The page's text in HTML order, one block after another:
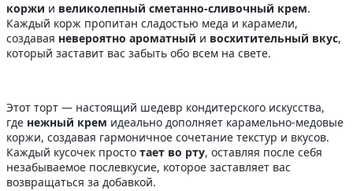
коржи и великолепный сметанно-сливочный крем.
Каждый корж пропитан сладостью меда и карамели,
создавая невероятно ароматный и восхитительный вкус,
который заставит вас забыть обо всем на свете.
Этот торт — настоящий шедевр кондитерского искусства,
где нежный крем идеально дополняет карамельно-медовые
коржи, создавая гармоничное сочетание текстур и вкусов.
Каждый кусочек просто тает во рту, оставляя после себя
незабываемое послевкусие, которое заставляет вас
возвращаться за добавкой.